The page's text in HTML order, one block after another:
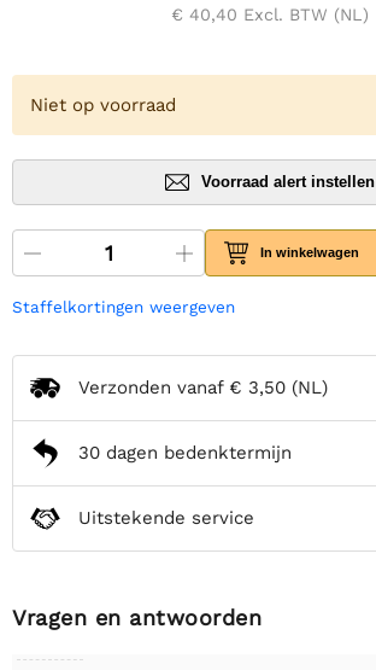
€ 40,40 Excl. BTW (NL)
Niet op voorraad
Voorraad alert instellen
In winkelwagen
Staffelkortingen weergeven
Verzonden vanaf € 3,50 (NL)
30 dagen bedenktermijn
Uitstekende service
Vragen en antwoorden